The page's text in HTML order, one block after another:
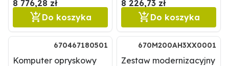
8 776,28 zł
Do koszyka
8 226,73 zł
Do koszyka
670467180501
Komputer opryskowy
670M200AH3XX0001
Zestaw modernizacyjny